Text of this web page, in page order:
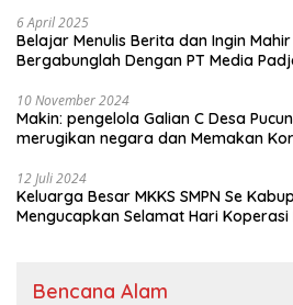
6 April 2025
Belajar Menulis Berita dan Ingin
Bergabunglah Dengan PT Media
10 November 2024
Makin: pengelola Galian C Desa
merugikan negara dan Memakan
12 Juli 2024
Keluarga Besar MKKS SMPN Se
Mengucapkan Selamat Hari Koperasi Nasional Ke 77 Tahun
Bencana Alam